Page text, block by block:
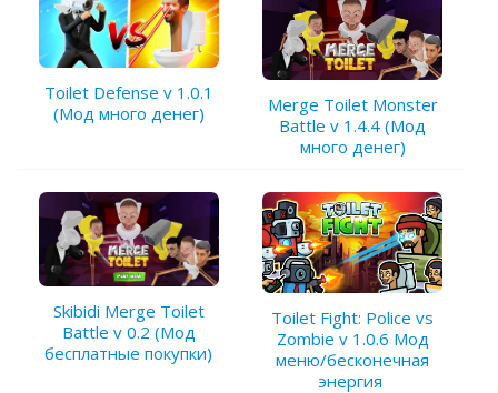
Toilet Defense v 1.0.1
(Мод много денег)
Merge Toilet Monster
Battle v 1.4.4 (Мод
много денег)
Skibidi Merge Toilet
Battle v 0.2 (Мод
бесплатные покупки)
Toilet Fight: Police vs
Zombie v 1.0.6 Мод
меню/бесконечная
энергия